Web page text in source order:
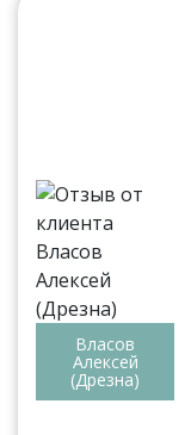
Власов
Алексей
(Дрезна)